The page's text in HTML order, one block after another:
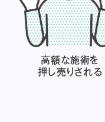
高額な施術を
押し売りされる